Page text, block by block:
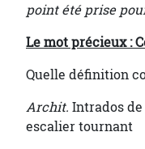
point été prise
Le mot précieux :
Quelle définition
Archit. Intrados
escalier tournant